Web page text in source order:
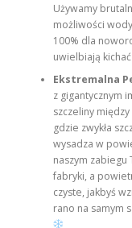
Używamy
możliwości
100% dla
uwielbiają
Ekstremalna
z gigantycznym
szczeliny
gdzie zwykła
wysadza w
naszym zabiegu
fabryki, a
czyste, jakbyś
rano na samym